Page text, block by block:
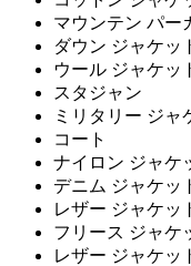
マウンテン パー
ダウン ジャケッ
ウール ジャケッ
スタジャン
ミリタリー ジャ
コート
ナイロン ジャケ
デニム ジャケッ
レザー ジャケッ
フリース ジャケ
レザー ジャケッ